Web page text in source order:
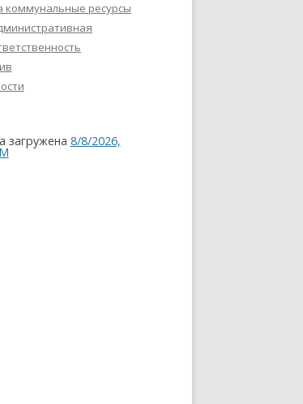
коммунальные ресурсы
загружена 8/8/2026,